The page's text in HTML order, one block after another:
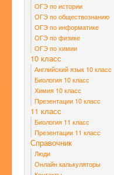
ОГЭ по истории
ОГЭ по обществознанию
ОГЭ по информатике
ОГЭ по физике
ОГЭ по химии
10 класс
Английский язык 10 класс
Биология 10 класс
Химия 10 класс
Презентации 10 класс
11 класс
Биология 11 класс
Презентации 11 класс
Справочник
Люди
Онлайн калькуляторы